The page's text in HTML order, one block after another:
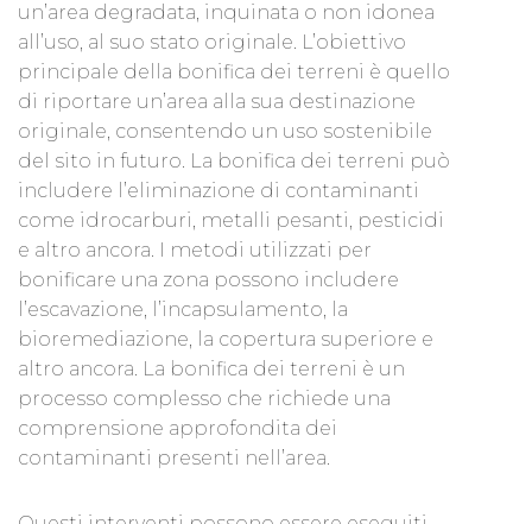
un’area degradata, inquinata o non idonea
all’uso, al suo stato originale. L’obiettivo
principale della bonifica dei terreni è quello
di riportare un’area alla sua destinazione
originale, consentendo un uso sostenibile
del sito in futuro. La bonifica dei terreni può
includere l’eliminazione di contaminanti
come idrocarburi, metalli pesanti, pesticidi
e altro ancora. I metodi utilizzati per
bonificare una zona possono includere
l’escavazione, l’incapsulamento, la
bioremediazione, la copertura superiore e
altro ancora. La bonifica dei terreni è un
processo complesso che richiede una
comprensione approfondita dei
contaminanti presenti nell’area.